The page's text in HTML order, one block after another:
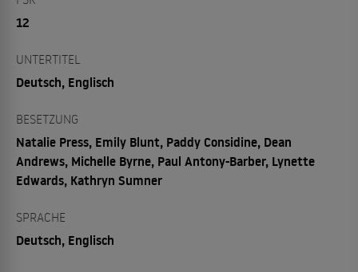
12
UNTERTITEL
Deutsch, Englisch
BESETZUNG
Natalie Press, Emily Blunt, Paddy Considine, Dean
Andrews, Michelle Byrne, Paul Antony-Barber, Lynette
Edwards, Kathryn Sumner
SPRACHE
Deutsch, Englisch